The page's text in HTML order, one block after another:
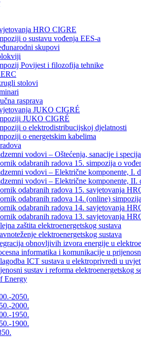
HRO CIGRE
o sustavu vođenja EES-a
skupovi
Povijest i filozofija tehnike
stolovi
rasprava​
JUKO CIGRÉ
JUKO CIGRÉ
o elektrodistribucijskoj djelatnosti
o energetskim kabelima
vodovi – Oštećenja, sanacije i
odabranih radova 15. simpozija o
vodovi – Električne komponente, I.
vodovi – Električne komponente, II.
odabranih radova 15. savjetovanja
odabranih radova 14. (online)
odabranih radova 14. savjetovanja
odabranih radova 13. savjetovanja
zaštita elektroenergetskog sustava
elektroenergetskog sustava
obnovljivih izvora energije u
informatika i komunikacije u
ICT sustava u elektroprivredi u
sustav i reforma elektroenergetskog
Energy
2050.
2000.
1950.
1900.